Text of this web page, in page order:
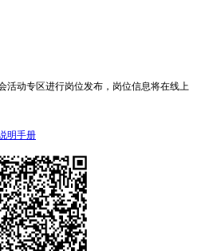
活动专区进行岗位发布，岗位信息将在线上
明手册